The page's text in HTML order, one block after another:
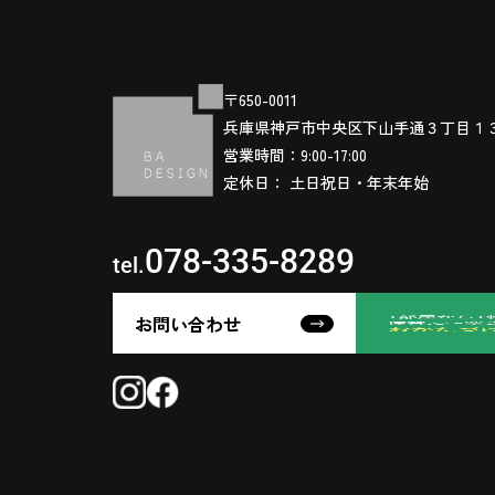
〒650-0011
兵庫県神戸市中央区下山手通３丁目１
営業時間：9:00-17:00
定休日： 土日祝日・年末年始
tel.078-335-8289
お問い合わせ